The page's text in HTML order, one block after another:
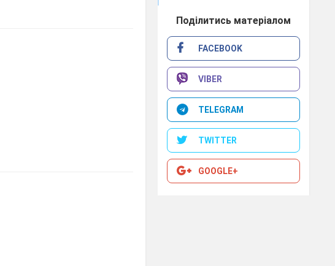
Поділитись матеріалом
FACEBOOK
VIBER
TELEGRAM
TWITTER
GOOGLE+